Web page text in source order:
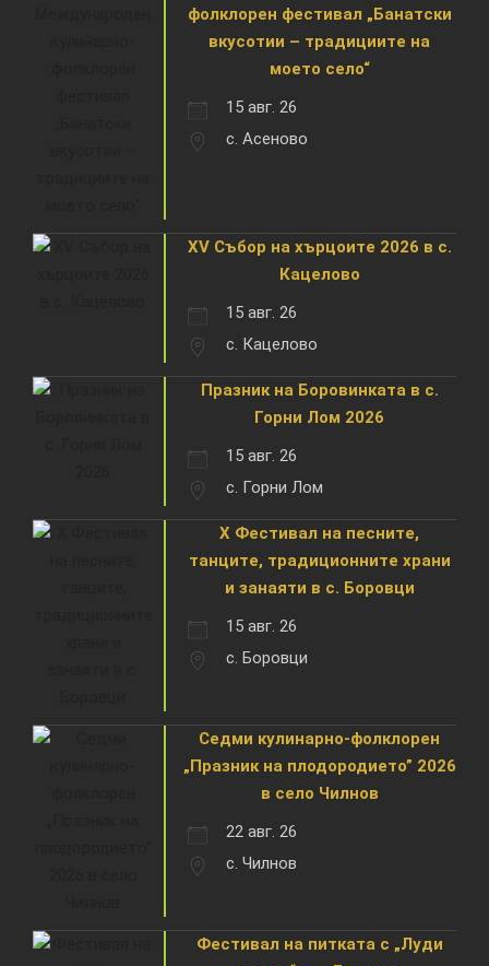
фолклорен фестивал „Банатски
вкусотии – традициите на
моето село“
15 авг. 26
с. Асеново
XV Събор на хърцоите 2026 в с.
Кацелово
15 авг. 26
с. Кацелово
Празник на Боровинката в с.
Горни Лом 2026
15 авг. 26
с. Горни Лом
X Фестивал на песните,
танците, традиционните храни
и занаяти в с. Боровци
15 авг. 26
с. Боровци
Седми кулинарно-фолклорен
„Празник на плодородието” 2026
в село Чилнов
22 авг. 26
с. Чилнов
Фестивал на питката с „Луди